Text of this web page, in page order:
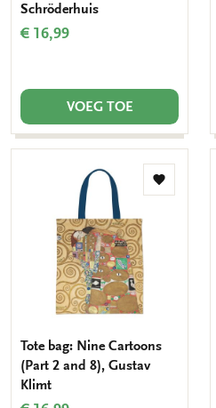
Schröderhuis
€ 16,99
VOEG TOE
Toevoegen
Tote bag: Nine Cartoons
(Part 2 and 8), Gustav
Klimt